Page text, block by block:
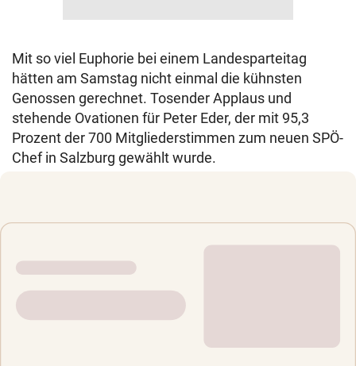
Mit so viel Euphorie bei einem Landesparteitag
hätten am Samstag nicht einmal die kühnsten
Genossen gerechnet. Tosender Applaus und
stehende Ovationen für Peter Eder, der mit 95,3
Prozent der 700 Mitgliederstimmen zum neuen SPÖ-
Chef in Salzburg gewählt wurde.